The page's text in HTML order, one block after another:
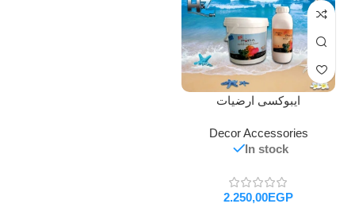
ايبوكسى ارضيات
Decor Accessories
In stock
EGP